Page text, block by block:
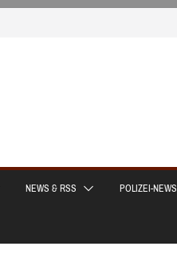
NEWS & RSS POLIZEI-NEWS